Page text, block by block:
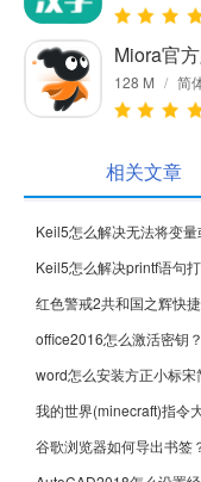
Miora官
128 M / 简
相关文章
红色警戒2共和国之辉快
office2016怎么激活密钥
word怎么安装方正小标
我的世界(minecraft)指令
谷歌浏览器如何导出书签